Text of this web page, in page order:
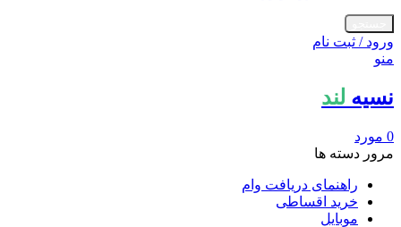
ورود / ثبت نام
منو
نسیه لند
0 مورد
مرور دسته ها
راهنمای دریافت وام
خرید اقساطی
موبایل